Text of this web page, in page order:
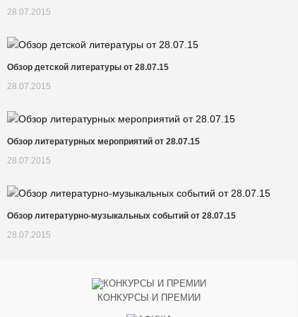
28.07.2015
Обзор детской литературы от 28.07.15
28.07.2015
Обзор литературных мероприятий от 28.07.15
28.07.2015
Обзор литературно-музыкальных событий от 28.07.15
28.07.2015
КОНКУРСЫ И ПРЕМИИ